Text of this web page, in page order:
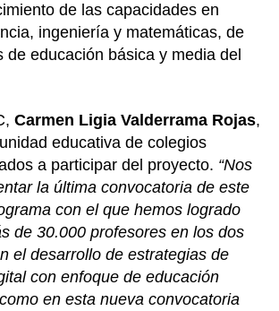
de las capacidades en
ingeniería y matemáticas, de
de educación básica y media del
Carmen Ligia Valderrama Rojas,
educativa de colegios
a participar del proyecto. “Nos
la última convocatoria de este
con el que hemos logrado
de 30.000 profesores en los dos
el desarrollo de estrategias de
con enfoque de educación
en esta nueva convocatoria